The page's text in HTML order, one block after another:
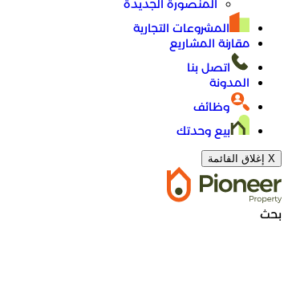
المنصورة الجديدة
المشروعات التجارية
مقارنة المشاريع
اتصل بنا
المدونة
وظائف
بيع وحدتك
X إغلاق القائمة
بحث